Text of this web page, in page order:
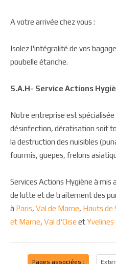
A votre arrivée chez vous :
Isolez l'intégralité de vos
poubelle étanche.
S.A.H- Service Actions
Notre entreprise est
désinfection, dératisation soit
la destruction des nuisibles
fourmis, guepes, frelons
Services Actions Hygiène à mis
de lutte et de traitement des
à Paris, Val de Marne, Hauts de
et Marne, Val d'Oise etYvelines
Pages associées :